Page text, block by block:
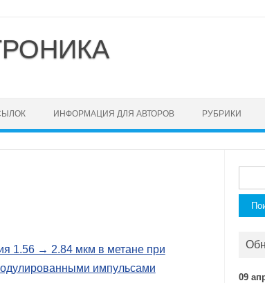
ИНФОРМАЦИЯ ДЛЯ АВТОРОВ РУБРИКИ
1.56 → 2.84 мкм в метане при
импульсами
09